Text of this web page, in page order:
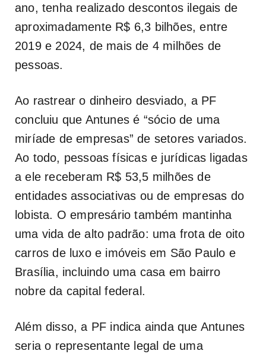
ano, tenha realizado descontos ilegais de
aproximadamente R$ 6,3 bilhões, entre
2019 e 2024, de mais de 4 milhões de
pessoas.
Ao rastrear o dinheiro desviado, a PF
concluiu que Antunes é “sócio de uma
miríade de empresas” de setores variados.
Ao todo, pessoas físicas e jurídicas ligadas
a ele receberam R$ 53,5 milhões de
entidades associativas ou de empresas do
lobista. O empresário também mantinha
uma vida de alto padrão: uma frota de oito
carros de luxo e imóveis em São Paulo e
Brasília, incluindo uma casa em bairro
nobre da capital federal.
Além disso, a PF indica ainda que Antunes
seria o representante legal de uma